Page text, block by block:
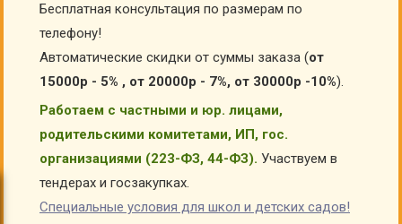
Бесплатная консультация по размерам по
телефону!
Автоматические скидки от суммы заказа (от
15000р - 5% , от 20000р - 7%, от 30000р -10%).
Работаем с частными и юр. лицами,
родительскими комитетами, ИП, гос.
организациями (223-ФЗ, 44-ФЗ). Участвуем в
тендерах и госзакупках.
Специальные условия для школ и детских садов!